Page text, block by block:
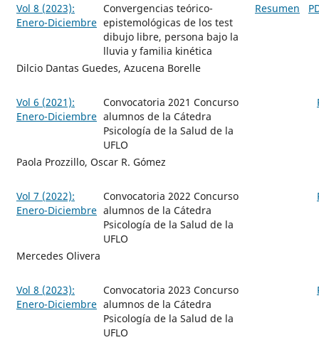
Vol 8 (2023):
Enero-Diciembre
Convergencias teórico-
epistemológicas de los test
dibujo libre, persona bajo la
lluvia y familia kinética
Resumen
Dilcio Dantas Guedes, Azucena Borelle
Vol 6 (2021):
Enero-Diciembre
Convocatoria 2021 Concurso
alumnos de la Cátedra
Psicología de la Salud de la
UFLO
Paola Prozzillo, Oscar R. Gómez
Vol 7 (2022):
Enero-Diciembre
Convocatoria 2022 Concurso
alumnos de la Cátedra
Psicología de la Salud de la
UFLO
Mercedes Olivera
Vol 8 (2023):
Enero-Diciembre
Convocatoria 2023 Concurso
alumnos de la Cátedra
Psicología de la Salud de la
UFLO